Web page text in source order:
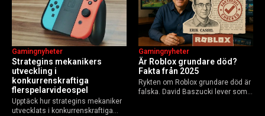
Strategins mekanikers
utveckling i
konkurrenskraftiga
flerspelarvideospel
Gamingnyheter
Upptäck hur strategins mekaniker
utvecklats i konkurrenskraftiga
Är Roblox grundare död?
Fakta från 2025
Gamingnyheter
Rykten om Roblox grundare död är
falska. David Baszucki lever som